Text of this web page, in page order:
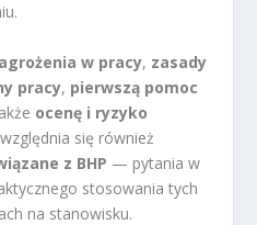
w pracy, zasady
pracy, pierwszą pomoc
ocenę i ryzyko
się również
z BHP — pytania w
stosowania tych
na stanowisku.